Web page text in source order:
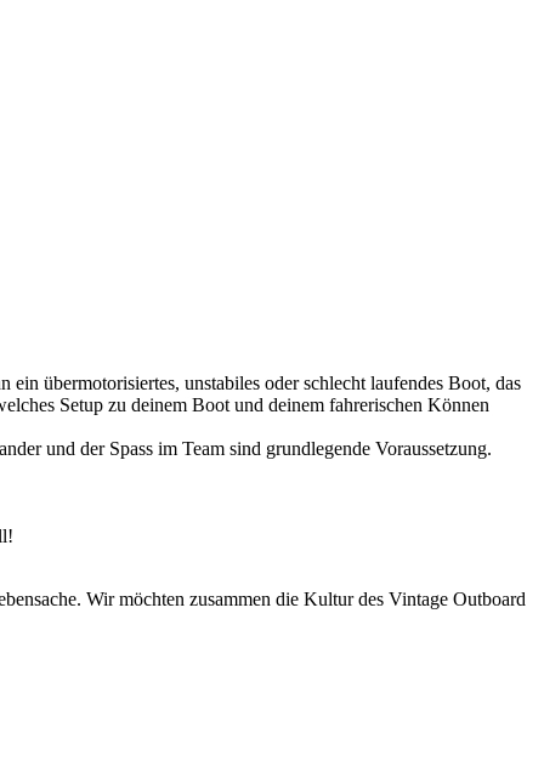
übermotorisiertes, unstabiles oder schlecht laufendes Boot, das
Setup zu deinem Boot und deinem fahrerischen Können
und der Spass im Team sind grundlegende Voraussetzung.
Wir möchten zusammen die Kultur des Vintage Outboard